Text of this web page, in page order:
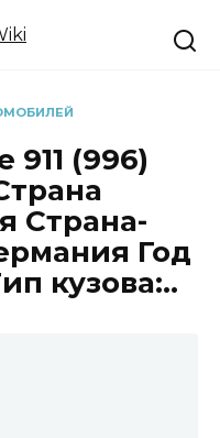
911 (996)
Страна-
Год
кузова:..